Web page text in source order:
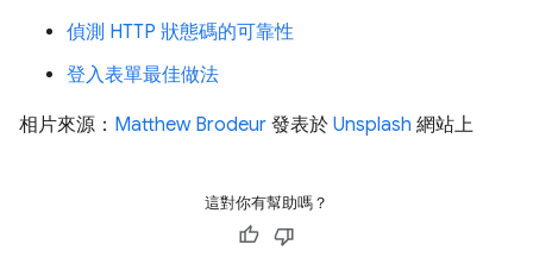
偵測 HTTP 狀態碼的可靠性
登入表單最佳做法
相片來源： Matthew Brodeur 發表於 Unsplash 網站上
這對你有幫助嗎？